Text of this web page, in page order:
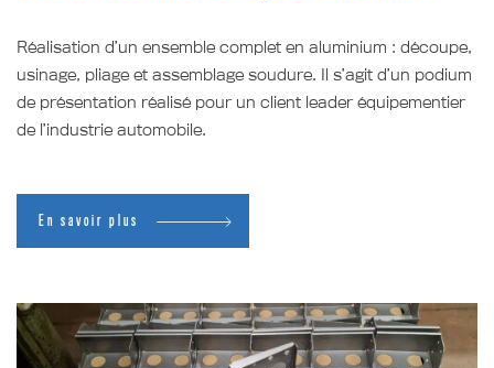
Réalisation d’un ensemble complet en aluminium : découpe,
usinage, pliage et assemblage soudure. Il s’agit d’un podium
de présentation réalisé pour un client leader équipementier
de l’industrie automobile.
En savoir plus